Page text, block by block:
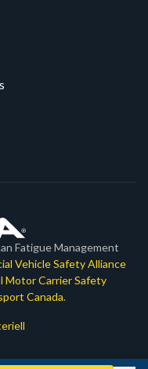
Fatigue Management
Vehicle Safety Alliance
Motor Carrier Safety
Canada.